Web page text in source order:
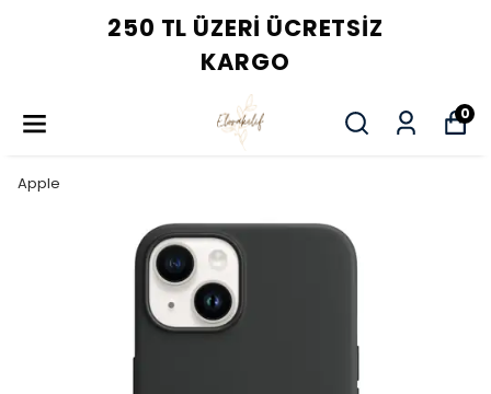
250 TL ÜZERI ÜCRETSIZ
KARGO
0
Apple